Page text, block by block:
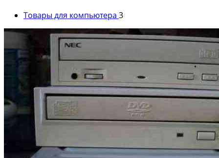
Товары для компьютера 3